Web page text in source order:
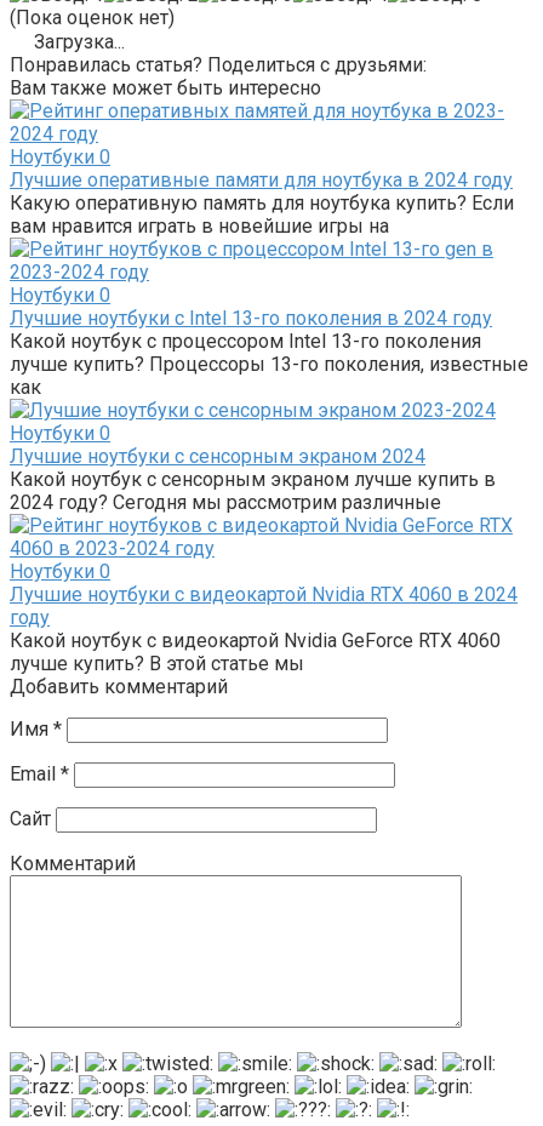
(Пока оценок нет)
Загрузка...
Понравилась статья? Поделиться с друзьями:
Вам также может быть интересно
Ноутбуки 0
Лучшие оперативные памяти для ноутбука в 2024 году
Какую оперативную память для ноутбука купить? Если
вам нравится играть в новейшие игры на
Ноутбуки 0
Лучшие ноутбуки с Intel 13-го поколения в 2024 году
Какой ноутбук с процессором Intel 13-го поколения
лучше купить? Процессоры 13-го поколения, известные
как
Ноутбуки 0
Лучшие ноутбуки с сенсорным экраном 2024
Какой ноутбук с сенсорным экраном лучше купить в
2024 году? Сегодня мы рассмотрим различные
Ноутбуки 0
Лучшие ноутбуки с видеокартой Nvidia RTX 4060 в 2024
году
Какой ноутбук с видеокартой Nvidia GeForce RTX 4060
лучше купить? В этой статье мы
Добавить комментарий
Имя *
Email *
Сайт
Комментарий